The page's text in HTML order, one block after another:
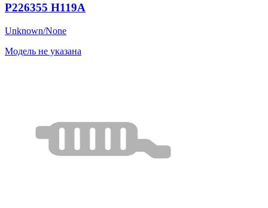
P226355 H119A
Unknown/None
Модель не указана